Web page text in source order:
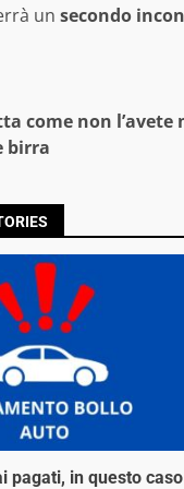
un secondo
come non l’avete
birra
pagati, in questo caso